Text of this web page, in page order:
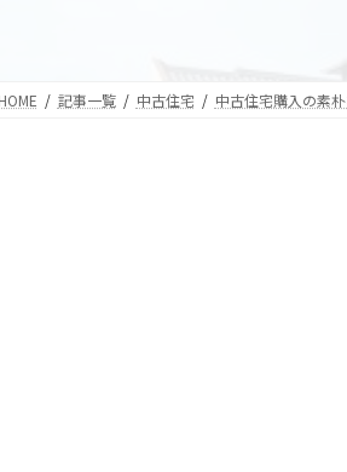
HOME 記事一覧 中古住宅 中古住宅購入の素